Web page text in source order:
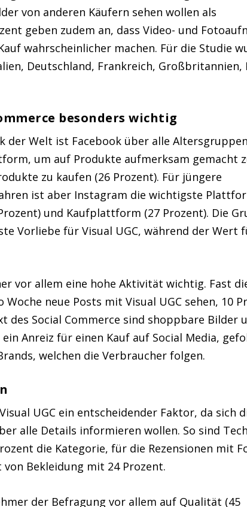
von anderen Käufern sehen wollen als
geben zudem an, dass Video- und
wahrscheinlicher machen. Für die Studie
Deutschland, Frankreich, Großbritannien,
besonders wichtig
der Welt ist Facebook über alle
um auf Produkte aufmerksam gemacht
zu kaufen (26 Prozent). Für jüngere
ist aber Instagram die wichtigste
und Kaufplattform (27 Prozent). Die
Vorliebe für Visual UGC, während der Wert
vor allem eine hohe Aktivität wichtig. Fast
neue Posts mit Visual UGC sehen, 10
des Social Commerce sind shoppbare Bilder
Anreiz für einen Kauf auf Social Media,
welchen die Verbraucher folgen.
UGC ein entscheidender Faktor, da sich
alle Details informieren wollen. So sind
die Kategorie, für die Rezensionen mit
Bekleidung mit 24 Prozent.
der Befragung vor allem auf Qualität (45